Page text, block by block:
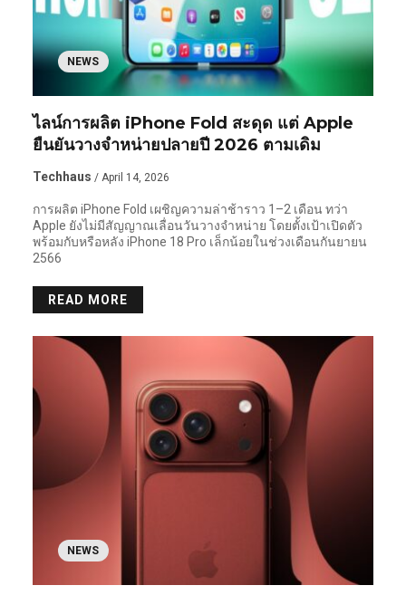
NEWS
ไลน์การผลิต iPhone Fold สะดุด แต่ Apple
ยืนยันวางจำหน่ายปลายปี 2026 ตามเดิม
Techhaus / April 14, 2026
การผลิต iPhone Fold เผชิญความล่าช้าราว 1–2 เดือน ทว่า
Apple ยังไม่มีสัญญาณเลื่อนวันวางจำหน่าย โดยตั้งเป้าเปิดตัว
พร้อมกับหรือหลัง iPhone 18 Pro เล็กน้อยในช่วงเดือนกันยายน
2566
READ MORE
NEWS